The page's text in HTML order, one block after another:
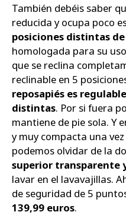
También debéis saber
reducida y ocupa poco
posiciones distintas
homologada para su
que se reclina
reclinable en 5
reposapiés es
distintas. Por si fuera
mantiene de pie sola. Y
y muy compacta una
podemos olvidar de la
superior transparente
lavar en el lavavajillas.
de seguridad de 5
139,99 euros.